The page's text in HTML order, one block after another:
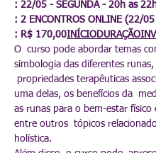
: R$ 170,00INÍCIO DURAÇÃO
O  curso pode abordar temas
simbologia das diferentes runas,
propriedades terapêuticas
uma delas, os benefícios da
as runas para o bem-estar físico
entre outros  tópicos
holística.